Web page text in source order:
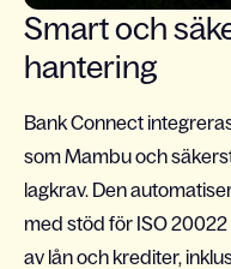
Smart och
hantering
Bank Connect
som Mambu och
lagkrav. Den
med stöd för ISO
av lån och krediter,